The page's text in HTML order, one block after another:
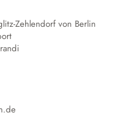
Zehlendorf von Berlin